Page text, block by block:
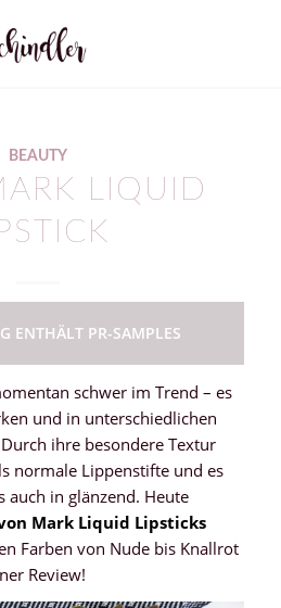
BEAUTY
LIQUID
ENTHÄLT PR-SAMPLES
schwer im Trend – es
und in unterschiedlichen
ihre besondere Textur
normale Lippenstifte und es
in glänzend. Heute
Mark Liquid Lipsticks
Farben von Nude bis Knallrot
Review!